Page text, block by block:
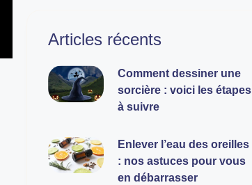
Articles récents
Comment dessiner une
sorcière : voici les étapes
à suivre
Enlever l’eau des oreilles
: nos astuces pour vous
en débarrasser